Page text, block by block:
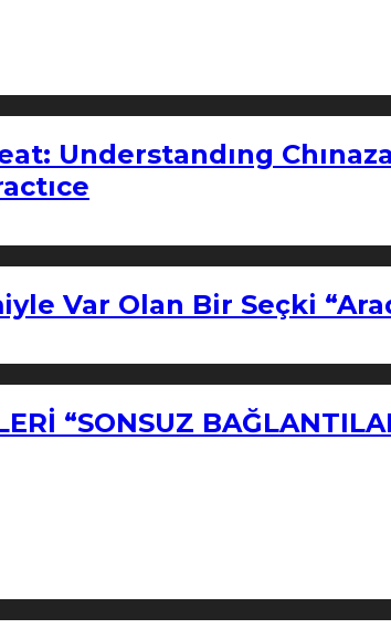
Understandıng
Var Olan Bir Seçki
“SONSUZ